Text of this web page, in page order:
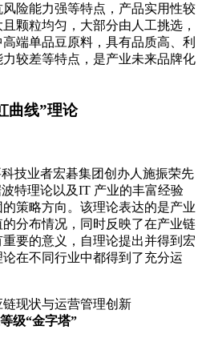
险能力强等特点，产品实用性较
颗粒均匀，大部分由人工挑选，
端单品豆原料，具有品质高、利
较差等特点，是产业未来品牌化
曲线”理论
技业者宏碁集团创办人施振荣先
特理论以及IT 产业的丰富经验
策略方向。该理论表达的是产业
分布情况，同时反映了在产业链
要的意义，自理论提出并得到宏
在不同行业中都得到了充分运
级“金字塔”